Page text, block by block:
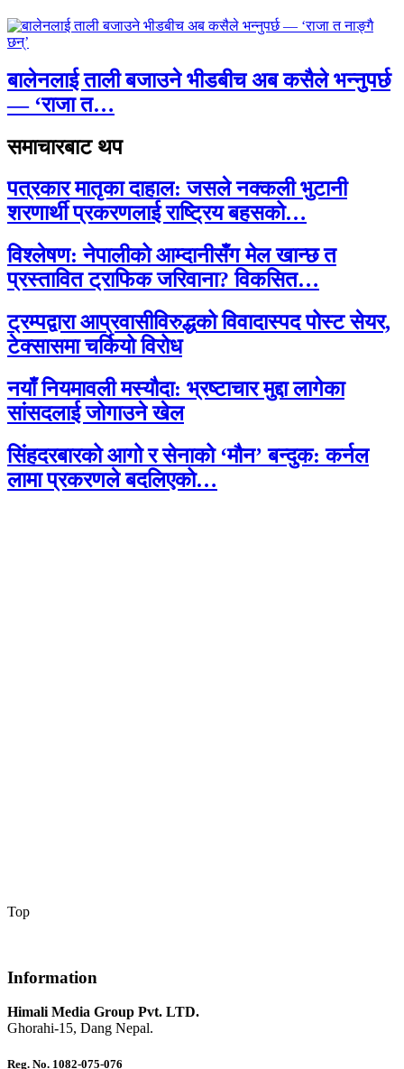
बालेनलाई ताली बजाउने भीडबीच अब कसैले भन्नुपर्छ
— ‘राजा त…
समाचारबाट थप
पत्रकार मातृका दाहाल: जसले नक्कली भुटानी
शरणार्थी प्रकरणलाई राष्ट्रिय बहसको…
विश्लेषण: नेपालीको आम्दानीसँग मेल खान्छ त
प्रस्तावित ट्राफिक जरिवाना? विकसित…
ट्रम्पद्वारा आप्रवासीविरुद्धको विवादास्पद पोस्ट सेयर,
टेक्सासमा चर्कियो विरोध
नयाँ नियमावली मस्यौदा: भ्रष्टाचार मुद्दा लागेका
सांसदलाई जोगाउने खेल
सिंहदरबारको आगो र सेनाको ‘मौन’ बन्दुक: कर्नल
लामा प्रकरणले बदलिएको…
Top
Information
Himali Media Group Pvt. LTD.
Ghorahi-15, Dang Nepal.
Reg. No. 1082-075-076